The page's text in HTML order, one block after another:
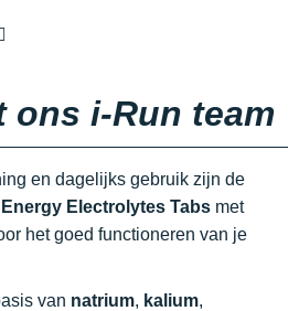
ons i-Run team
en dagelijks gebruik zijn de
Electrolytes Tabs met
het goed functioneren van je
van natrium, kalium,